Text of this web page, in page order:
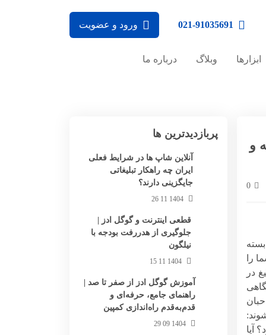
021-91035691 ورود و عضویت
ابزارها وبلاگ درباره ما
و
0
را
در
آیا
پربازدیدترین ها
آنلاین شاپ ها در شرایط فعلی
ایران چه راهکار تبلیغاتی
جایگزینی دارند؟
1404 11 26
قطعی اینترنت و گوگل ادز |
جلوگیری از هدررفت بودجه با
نیلگون
1404 11 15
آموزش گوگل ادز از صفر تا صد |
راهنمای جامع، حرفه‌ای و
قدم‌به‌قدم راه‌اندازی کمپین
1404 09 29